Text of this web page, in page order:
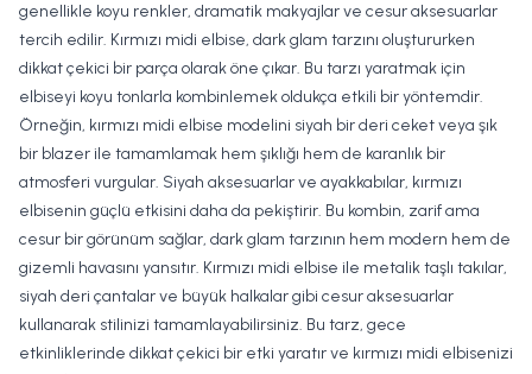
genellikle koyu renkler, dramatik makyajlar ve cesur aksesuarlar
tercih edilir. Kırmızı midi elbise, dark glam tarzını oluştururken
dikkat çekici bir parça olarak öne çıkar. Bu tarzı yaratmak için
elbiseyi koyu tonlarla kombinlemek oldukça etkili bir yöntemdir.
Örneğin, kırmızı midi elbise modelini siyah bir deri ceket veya şık
bir blazer ile tamamlamak hem şıklığı hem de karanlık bir
atmosferi vurgular. Siyah aksesuarlar ve ayakkabılar, kırmızı
elbisenin güçlü etkisini daha da pekiştirir. Bu kombin, zarif ama
cesur bir görünüm sağlar, dark glam tarzının hem modern hem de
gizemli havasını yansıtır. Kırmızı midi elbise ile metalik taşlı takılar,
siyah deri çantalar ve büyük halkalar gibi cesur aksesuarlar
kullanarak stilinizi tamamlayabilirsiniz. Bu tarz, gece
etkinliklerinde dikkat çekici bir etki yaratır ve kırmızı midi elbisenizi